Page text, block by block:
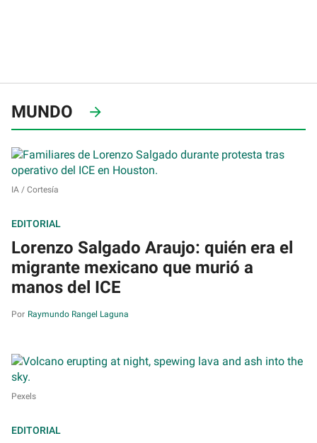
MUNDO
IA / Cortesía
EDITORIAL
Lorenzo Salgado Araujo: quién era el
migrante mexicano que murió a
manos del ICE
Raymundo Rangel Laguna
Pexels
EDITORIAL